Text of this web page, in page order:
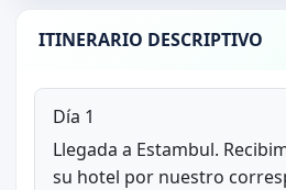
ITINERARIO DESCRIPTIVO
Día 1
Llegada a Estambul.
su hotel por nuestro